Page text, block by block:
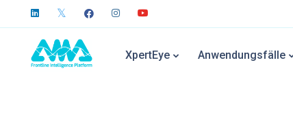
XpertEye Anwendungsfälle